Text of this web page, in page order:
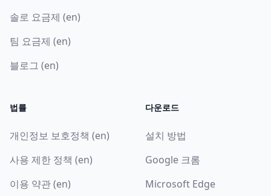
솔로 요금제 (en)
팀 요금제 (en)
블로그 (en)
법률
개인정보 보호정책 (en)
사용 제한 정책 (en)
이용 약관 (en)
다운로드
설치 방법
Google 크롬
Microsoft Edge